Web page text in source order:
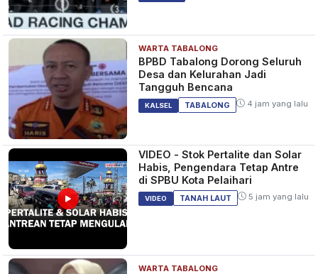
WARTA TABALONG
BPBD Tabalong Dorong Seluruh
Desa dan Kelurahan Jadi
Tangguh Bencana
KALSEL TABALONG 4 jam yang lalu
VIDEO - Stok Pertalite dan Solar
Habis, Pengendara Tetap Antre
di SPBU Kota Pelaihari
VIDEO TANAH LAUT 5 jam yang lalu
WARTA TABALONG